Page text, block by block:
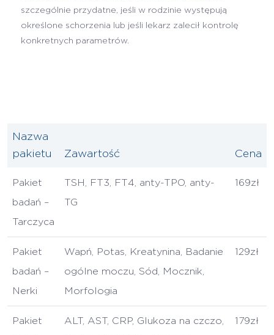
szczególnie przydatne, jeśli w rodzinie występują
określone schorzenia lub jeśli lekarz zalecił kontrolę
konkretnych parametrów.
Nazwa
pakietu
Zawartość Cena
Pakiet
badań –
Tarczyca
TSH, FT3, FT4, anty-TPO, anty-
TG
169zł
Pakiet
badań –
Nerki
Wapń, Potas, Kreatynina, Badanie
ogólne moczu, Sód, Mocznik,
Morfologia
129zł
Pakiet
ALT, AST, CRP, Glukoza na czczo,
179zł